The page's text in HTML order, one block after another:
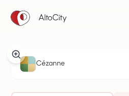
AltoCity
Cézanne